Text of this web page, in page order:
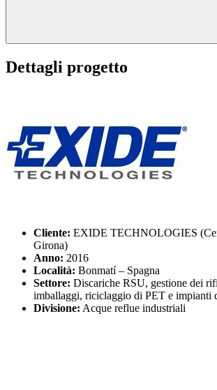
Dettagli progetto
Cliente: EXIDE TECHNOLOGIES
Girona)
Anno: 2016
Località: Bonmatí – Spagna
Settore: Discariche RSU, gestione dei
imballaggi, riciclaggio di PET e impianti
Divisione: Acque reflue industriali